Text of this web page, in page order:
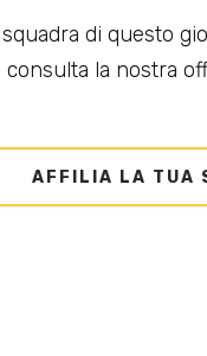
di questo
consulta la nostra
AFFILIA LA TUA